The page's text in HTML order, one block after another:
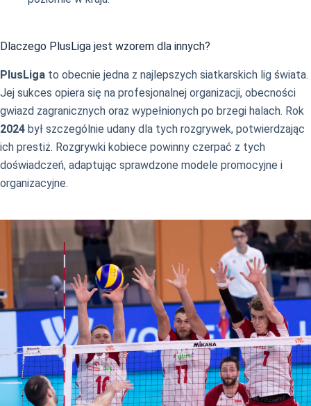
Dlaczego PlusLiga jest wzorem dla innych?
PlusLiga to obecnie jedna z najlepszych siatkarskich lig świata.
Jej sukces opiera się na profesjonalnej organizacji, obecności
gwiazd zagranicznych oraz wypełnionych po brzegi halach. Rok
2024 był szczególnie udany dla tych rozgrywek, potwierdzając
ich prestiż. Rozgrywki kobiece powinny czerpać z tych
doświadczeń, adaptując sprawdzone modele promocyjne i
organizacyjne.